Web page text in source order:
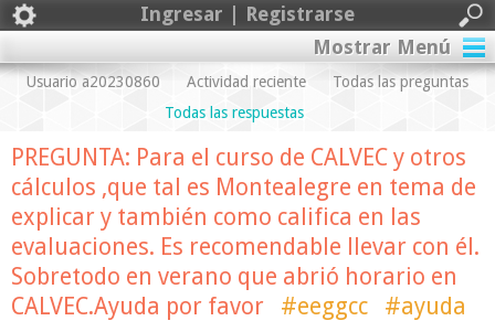
Ingresar | Registrarse
Mostrar Menú
Usuario a20230860 Actividad reciente
Todas las preguntas
Todas las respuestas
PREGUNTA: Para el curso de CALVEC y otros
cálculos ,que tal es Montealegre en tema de
explicar y también como califica en las
evaluaciones. Es recomendable llevar con él.
Sobretodo en verano que abrió horario en
CALVEC.Ayuda por favor
#eeggcc
#ayuda